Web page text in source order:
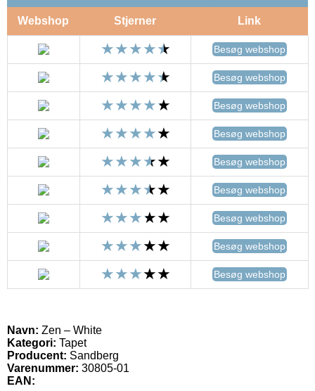
Webshop Stjerner Link
Besøg webshop
Besøg webshop
Besøg webshop
Besøg webshop
Besøg webshop
Besøg webshop
Besøg webshop
Besøg webshop
Besøg webshop
Navn: Zen – White
Kategori: Tapet
Producent: Sandberg
Varenummer: 30805-01
EAN: